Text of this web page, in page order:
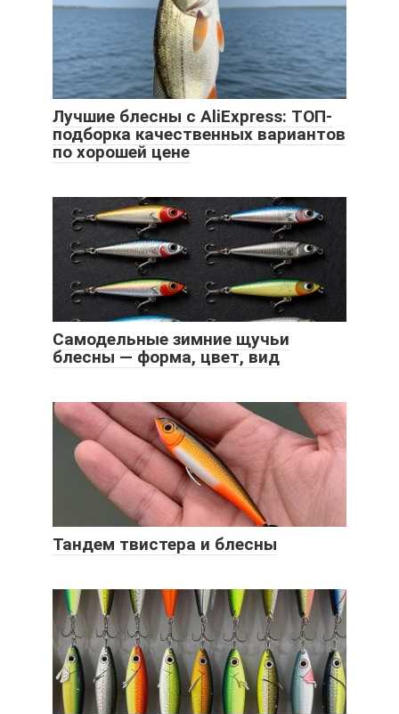
Лучшие блесны с AliExpress: ТОП-
подборка качественных вариантов
по хорошей цене
Самодельные зимние щучьи
блесны — форма, цвет, вид
Тандем твистера и блесны